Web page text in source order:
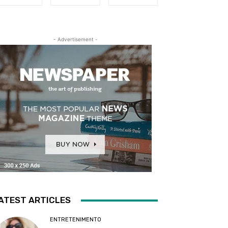
- Advertisement -
ARTICLES
ENTRETENIMENTO